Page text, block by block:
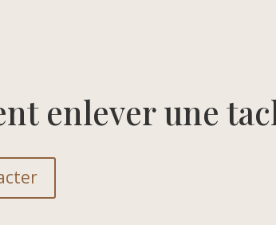
enlever une